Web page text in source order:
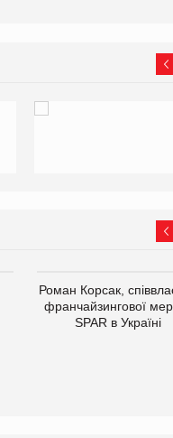
Роман Корсак,
франчайзингової
SPAR в Україні